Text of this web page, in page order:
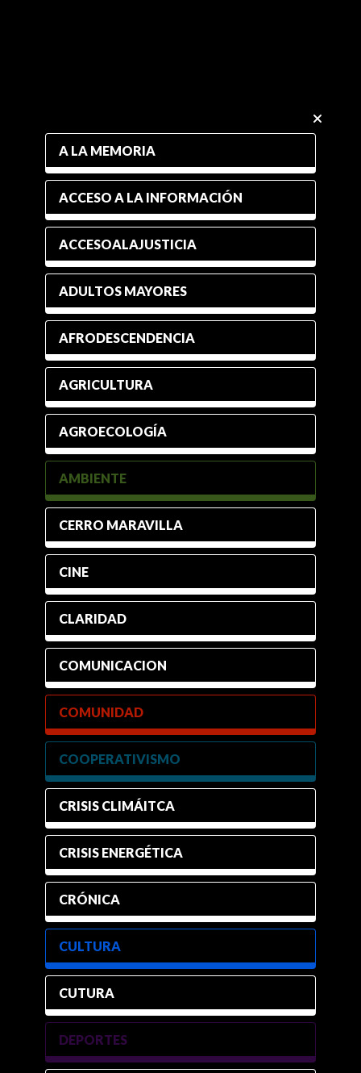
A LA MEMORIA
ACCESO A LA INFORMACIÓN
ACCESOALAJUSTICIA
ADULTOS MAYORES
AFRODESCENDENCIA
AGRICULTURA
AGROECOLOGÍA
AMBIENTE
CERRO MARAVILLA
CINE
CLARIDAD
COMUNICACION
COMUNIDAD
COOPERATIVISMO
CRISIS CLIMÁITCA
CRISIS ENERGÉTICA
CRÓNICA
CULTURA
CUTURA
DEPORTES